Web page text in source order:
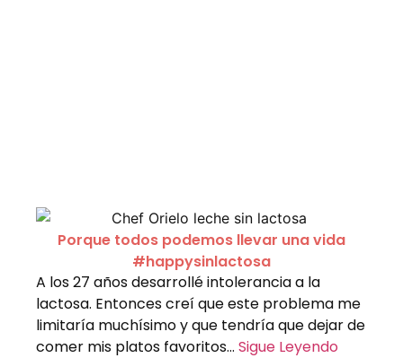
Porque todos podemos llevar una vida
#happysinlactosa
A los 27 años desarrollé intolerancia a la
lactosa. Entonces creí que este problema me
limitaría muchísimo y que tendría que dejar de
comer mis platos favoritos… Sigue Leyendo